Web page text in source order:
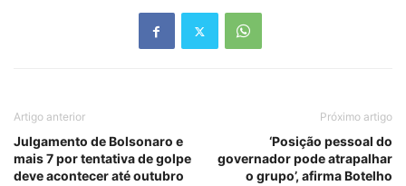
Artigo anterior
Julgamento de Bolsonaro e
mais 7 por tentativa de golpe
deve acontecer até outubro
Próximo artigo
‘Posição pessoal do
governador pode atrapalhar
o grupo’, afirma Botelho